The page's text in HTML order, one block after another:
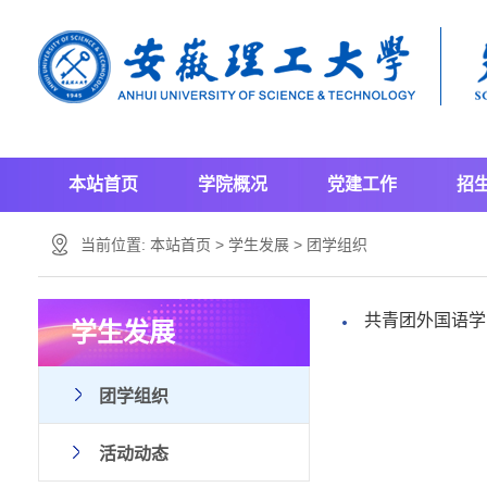
本站首页 学院概况 党建工作 招
当前位置: 本站首页 > 学生发展 > 团学组织
学生发展
团学组织
活动动态
共青团外国语